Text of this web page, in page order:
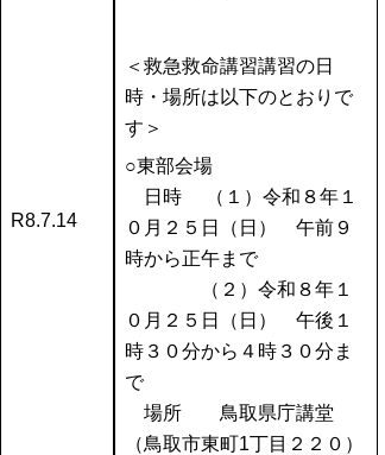
R8.7.14
＜救急救命講習講習の日
時・場所は以下のとおりで
す＞
○東部会場
日時 （１）令和８年１
０月２５日（日） 午前９
時から正午まで
（２）令和８年１
０月２５日（日） 午後１
時３０分から４時３０分ま
で
場所 鳥取県庁講堂
（鳥取市東町1丁目２２０）